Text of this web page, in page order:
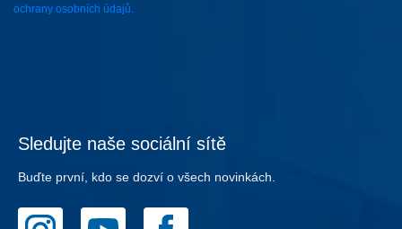
ochrany osobních údajů.
Sledujte naše sociální sítě
Buďte první, kdo se dozví o všech novinkách.